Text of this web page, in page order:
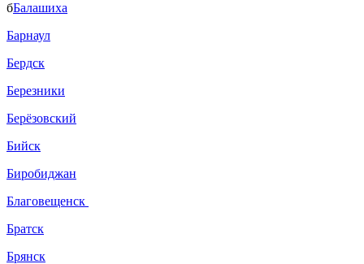
бБалашиха
Барнаул
Бердск
Березники
Берёзовский
Бийск
Биробиджан
Благовещенск
Братск
Брянск